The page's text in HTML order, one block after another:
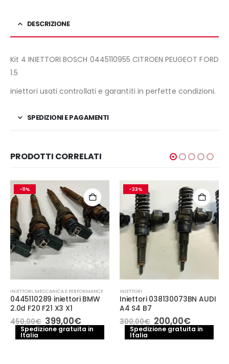
DESCRIZIONE
Kit 4 INIETTORI BOSCH 0445110955 CITROEN PEUGEOT FORD
1.5
iniettori usati controllati e garantiti in perfette condizioni.
SPEDIZIONI E PAGAMENTI
PRODOTTI CORRELATI
-11%
INIETTORI, MECCANICA E PERFORMANCE
0445110289 iniettori BMW
2.0d F20 F21 X3 X1
450,00€ Il
prezzo
originale
399,00€Il
prezzo
attuale
Spedizione gratuita in
Italia
-33%
INIETTORI
Iniettori 038130073BN AUDI
A4 S4 B7
300,00€ Il
prezzo
originale
200,00€Il
prezzo
attuale
Spedizione gratuita in
Italia